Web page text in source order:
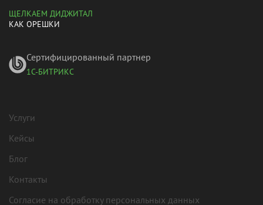
ЩЕЛКАЕМ ДИДЖИТАЛ
КАК ОРЕШКИ
Сертифицированный партнер
1С-БИТРИКС
Услуги
Кейсы
Блог
Контакты
Согласие на обработку персональных данных